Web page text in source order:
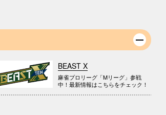
BEAST X
麻雀プロリーグ「Mリーグ」参戦
中！最新情報はこちらをチェック！